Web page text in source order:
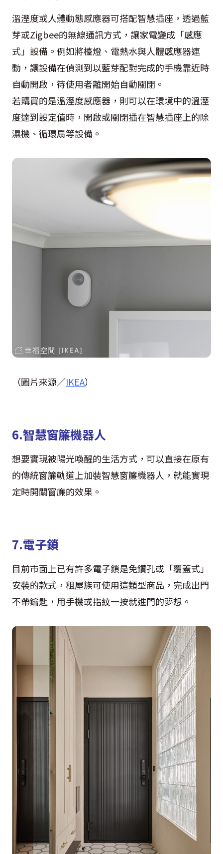
溫溼度或人體動態感應器可搭配智慧插座，透過藍
芽或Zigbee的無線通訊方式，讓家電變成「感應
式」設備。例如將檯燈、電熱水與人體感應器連
動，讓設備在偵測到以藍芽配對完成的手機靠近時
自動開啟，待使用者離開始自動關閉。
若購買的是溫溼度感應器，則可以在環境中的溫溼
度達到設定值時，開啟或關閉插在智慧插座上的除
濕機、循環扇等設備。
（圖片來源／IKEA）
6.智慧窗簾機器人
想要實現被陽光喚醒的生活方式，可以直接在原有
的傳統窗簾軌道上加裝智慧窗簾機器人，就能實現
定時開關窗廉的效果。
7.電子鎖
目前市面上已有許多電子鎖是免鑽孔或「覆蓋式」
安裝的款式，租屋族可使用這類型商品，完成出門
不帶鑰匙，用手機或指紋一按就進門的夢想。